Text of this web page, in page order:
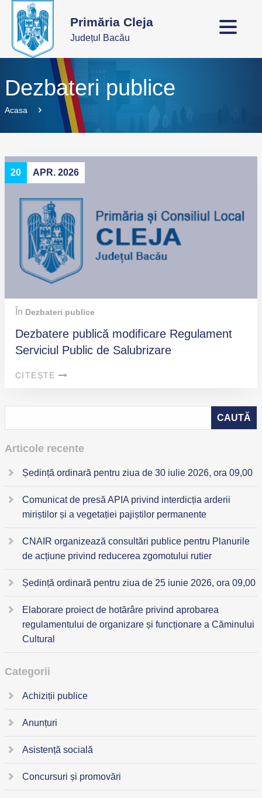
Primăria Cleja
Județul Bacău
Dezbateri publice
Acasa
20 APR. 2026
În Dezbateri publice
Dezbatere publică modificare Regulament
Serviciul Public de Salubrizare
CITEȘTE
Articole recente
Ședință ordinară pentru ziua de 30 iulie 2026, ora 09,00
Comunicat de presă APIA privind interdicția arderii
miriștilor și a vegetației pajiștilor permanente
CNAIR organizează consultări publice pentru Planurile
de acțiune privind reducerea zgomotului rutier
Ședință ordinară pentru ziua de 25 iunie 2026, ora 09,00
Elaborare proiect de hotărâre privind aprobarea
regulamentului de organizare și funcționare a Căminului
Cultural
Categorii
Achiziții publice
Anunțuri
Asistență socială
Concursuri și promovări